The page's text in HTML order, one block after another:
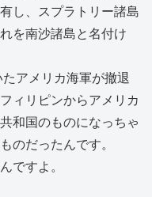
し、スプラトリー諸島
を南沙諸島と名付け
アメリカ海軍が撤退
ィリピンからアメリカ
和国のものになっちゃ
のだったんです。
ですよ。